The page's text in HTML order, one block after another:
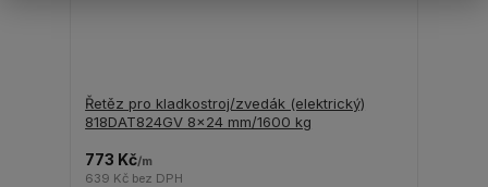
Řetěz pro kladkostroj/zvedák (elektrický)
818DAT824GV 8x24 mm/1600 kg
773 Kč/m
639 Kč bez DPH